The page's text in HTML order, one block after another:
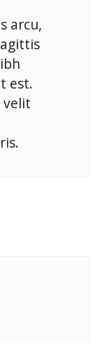
arcu,
est.
velit